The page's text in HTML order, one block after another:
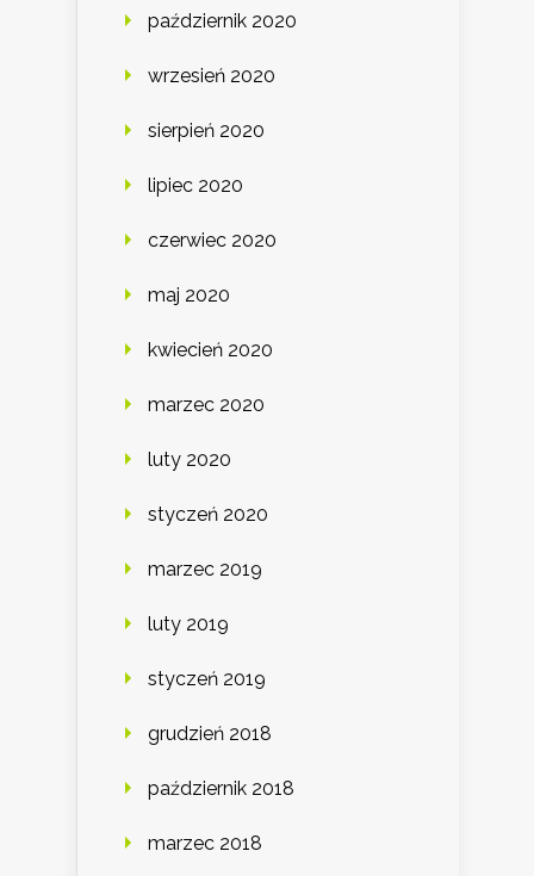
październik 2020
wrzesień 2020
sierpień 2020
lipiec 2020
czerwiec 2020
maj 2020
kwiecień 2020
marzec 2020
luty 2020
styczeń 2020
marzec 2019
luty 2019
styczeń 2019
grudzień 2018
październik 2018
marzec 2018